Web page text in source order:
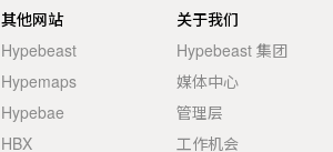
其他网站
Hypebeast
Hypemaps
Hypebae
HBX
关于我们
Hypebeast 集团
媒体中心
管理层
工作机会